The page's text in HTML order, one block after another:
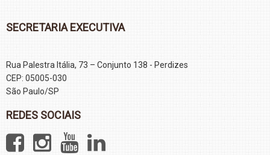
SECRETARIA EXECUTIVA
Rua Palestra Itália, 73 – Conjunto 138 - Perdizes
CEP: 05005-030
São Paulo/SP
REDES SOCIAIS